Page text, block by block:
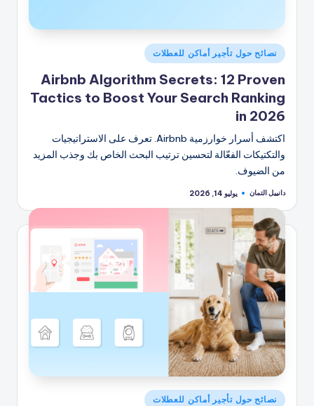
نُشر
في
نصائح حول تأجير أماكن للعطلات
Airbnb Algorithm Secrets: 12 Proven
Tactics to Boost Your Search Ranking
in 2026
اكتشف أسرار خوارزمية Airbnb. تعرف على الاستراتيجيات
والتكتيكات الفعّالة لتحسين ترتيب البحث الخاص بك وجذب المزيد
من الضيوف.
تمّ
بواسطة
دانييل التمان يوليو 14, 2026
نُشرنصائح حول تأجير أماكن للعطلات